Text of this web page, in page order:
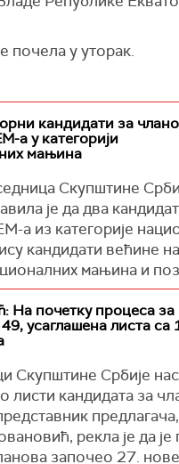
почела у уторак.
кандидати за
а у категорији
мањина
Скупштине
је да два
а из категорије
кандидати већине
мањина и
кандидата у тој
поштовао избор
мањина.
Мађара,
Србије о
а, навела да они не
за по једног кандидата
На почетку процеса за
усаглашена листа са
Скупштине Србије
листи кандидата за
рекла је да је
започео 27.